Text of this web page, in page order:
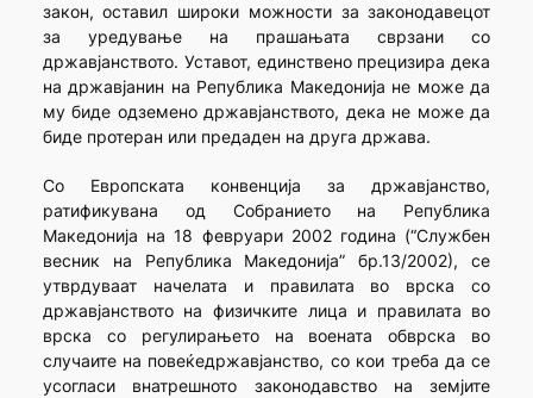
закон, оставил широки можности за законодавецот
за уредување на прашањата сврзани со
државјанството. Уставот, единствено прецизира дека
на државјанин на Република Македонија не може да
му биде одземено државјанството, дека не може да
биде протеран или предаден на друга држава.
Со Европската конвенција за државјанство,
ратификувана од Собранието на Република
Македонија на 18 февруари 2002 година (“Службен
весник на Република Македонија” бр.13/2002), се
утврдуваат начелата и правилата во врска со
државјанството на физичките лица и правилата во
врска со регулирањето на воената обврска во
случаите на повеќедржавјанство, со кои треба да се
усогласи внатрешното законодавство на земјите